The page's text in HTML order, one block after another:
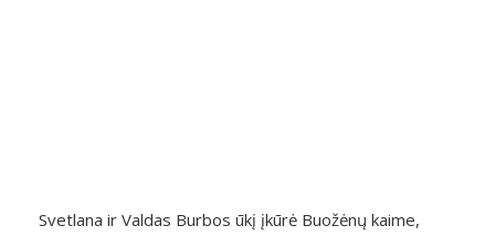
Svetlana ir Valdas Burbos ūkį įkūrė Buožėnų kaime,